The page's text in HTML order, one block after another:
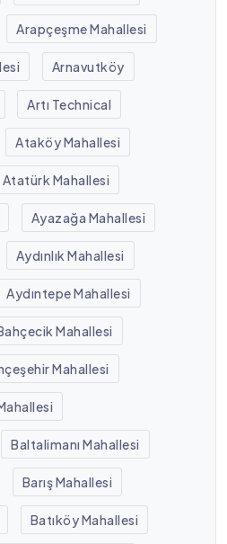
Arapçeşme Mahallesi
Arnavutköy
Artı Technical
Ataköy Mahallesi
Atatürk Mahallesi
Ayazağa Mahallesi
Aydınlık Mahallesi
Aydıntepe Mahallesi
Mahallesi
Mahallesi
Baltalimanı Mahallesi
Barış Mahallesi
Batıköy Mahallesi